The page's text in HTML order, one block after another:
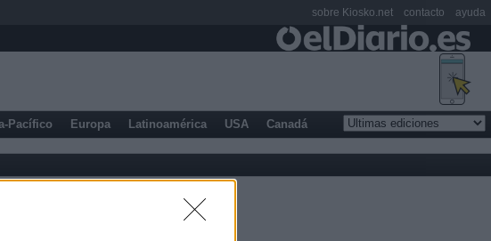
Pacífico Europa Latinoamérica USA Canadá
sobre Kiosko.net contacto ayuda